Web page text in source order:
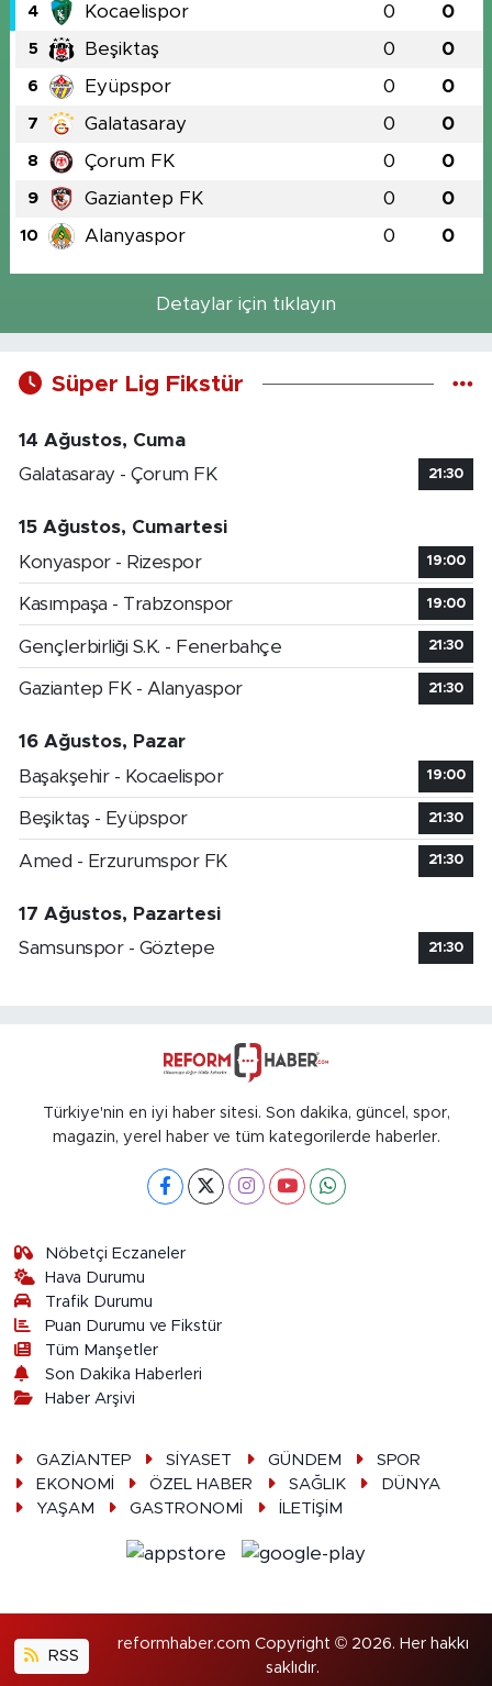
4 Kocaelispor 0 0
5 Beşiktaş 0 0
6 Eyüpspor 0 0
7 Galatasaray 0 0
8 Çorum FK 0 0
9 Gaziantep FK 0 0
10 Alanyaspor 0 0
Detaylar için tıklayın
Süper Lig Fikstür
14 Ağustos, Cuma
Galatasaray - Çorum FK
21:30
15 Ağustos, Cumartesi
Konyaspor - Rizespor
19:00
Kasımpaşa - Trabzonspor 19:00
Gençlerbirliği S.K. - Fenerbahçe 21:30
Gaziantep FK - Alanyaspor 21:30
16 Ağustos, Pazar
Başakşehir - Kocaelispor
19:00
Beşiktaş - Eyüpspor 21:30
Amed - Erzurumspor FK 21:30
17 Ağustos, Pazartesi
Samsunspor - Göztepe
21:30
Türkiye'nin en iyi haber sitesi. Son dakika, güncel, spor,
magazin, yerel haber ve tüm kategorilerde haberler.
Nöbetçi Eczaneler
Hava Durumu
Trafik Durumu
Puan Durumu ve Fikstür
Tüm Manşetler
Son Dakika Haberleri
Haber Arşivi
GAZİANTEP SİYASET GÜNDEM
SPOR
EKONOMİ
ÖZEL HABER SAĞLIK
DÜNYA
YAŞAM
GASTRONOMİ İLETİŞİM
RSS
reformhaber.com Copyright © 2026. Her hakkı
saklıdır.